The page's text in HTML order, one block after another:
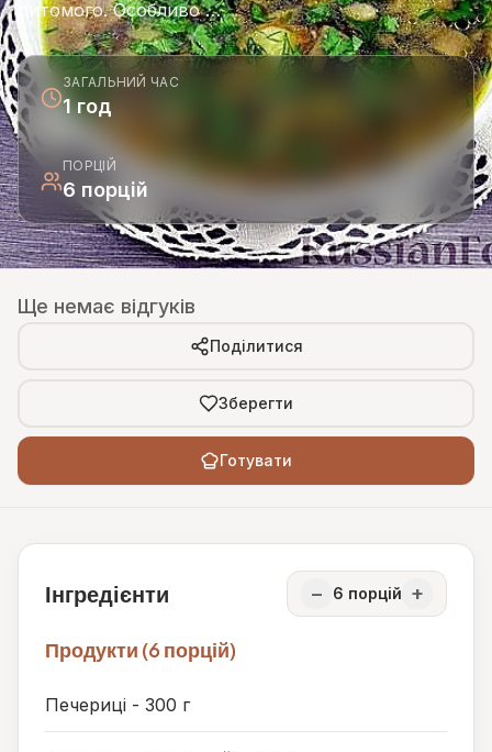
питомого. Особливо …
ЗАГАЛЬНИЙ ЧАС
1 год
ПОРЦІЙ
6 порцій
Ще немає відгуків
Поділитися
Зберегти
Готувати
Інгредієнти − 6 порцій +
Продукти (6 порцій)
Печериці - 300 г